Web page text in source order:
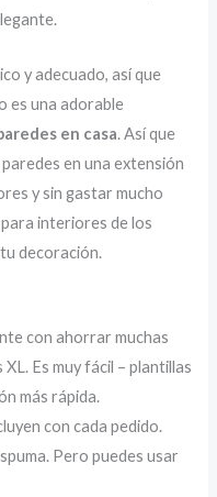
y adecuado, así que
es una adorable
en casa. Así que
en una extensión
y sin gastar mucho
interiores de los
decoración.
con ahorrar muchas
Es muy fácil – plantillas
más rápida.
con cada pedido.
Pero puedes usar